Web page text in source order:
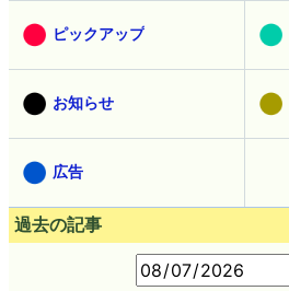
ピックアップ
お知らせ
広告
過去の記事